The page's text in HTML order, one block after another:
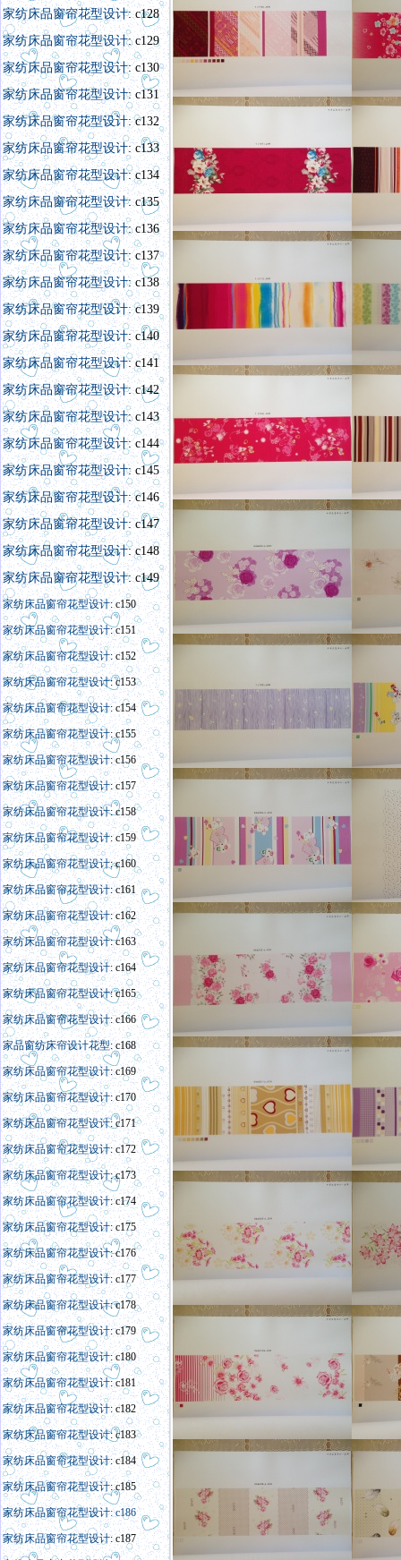
家纺床品窗帘花型设计: c128
家纺床品窗帘花型设计: c129
家纺床品窗帘花型设计: c130
家纺床品窗帘花型设计: c131
家纺床品窗帘花型设计: c132
家纺床品窗帘花型设计: c133
家纺床品窗帘花型设计: c134
家纺床品窗帘花型设计: c135
家纺床品窗帘花型设计: c136
家纺床品窗帘花型设计: c137
家纺床品窗帘花型设计: c138
家纺床品窗帘花型设计:c139
家纺床品窗帘花型设计: c140
家纺床品窗帘花型设计: c141
家纺床品窗帘花型设计: c142
家纺床品窗帘花型设计: c143
家纺床品窗帘花型设计: c144
家纺床品窗帘花型设计: c145
家纺床品窗帘花型设计: c146
家纺床品窗帘花型设计: c147
家纺床品窗帘花型设计: c148
家纺床品窗帘花型设计: c149
家纺床品窗帘花型设计: c150
家纺床品窗帘花型设计: c151
家纺床品窗帘花型设计: c152
家纺床品窗帘花型设计: c153
家纺床品窗帘花型设计: c154
家纺床品窗帘花型设计: c155
家纺床品窗帘花型设计: c156
家纺床品窗帘花型设计: c157
家纺床品窗帘花型设计: c158
家纺床品窗帘花型设计: c159
家纺床品窗帘花型设计: c160
家纺床品窗帘花型设计: c161
家纺床品窗帘花型设计: c162
家纺床品窗帘花型设计: c163
家纺床品窗帘花型设计: c164
家纺床品窗帘花型设计: c165
家纺床品窗帘花型设计: c166
家品窗纺床帘设计花型: c168
家纺床品窗帘花型设计: c169
家纺床品窗帘花型设计: c170
家纺床品窗帘花型设计: c171
家纺床品窗帘花型设计: c172
家纺床品窗帘花型设计: c173
家纺床品窗帘花型设计: c174
家纺床品窗帘花型设计: c175
家纺床品窗帘花型设计: c176
家纺床品窗帘花型设计: c177
家纺床品窗帘花型设计: c178
家纺床品窗帘花型设计: c179
家纺床品窗帘花型设计: c180
家纺床品窗帘花型设计: c181
家纺床品窗帘花型设计: c182
家纺床品窗帘花型设计: c183
家纺床品窗帘花型设计: c184
家纺床品窗帘花型设计: c185
家纺床品窗帘花型设计: c186
家纺床品窗帘花型设计: c187